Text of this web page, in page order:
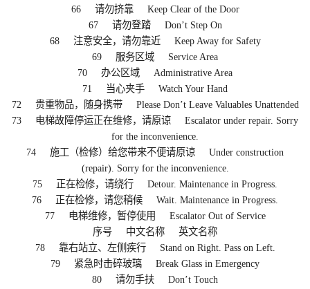
66 请勿挤靠 Keep Clear of the Door
67 请勿登踏 Don’t Step On
68 注意安全，请勿靠近 Keep Away for Safety
69 服务区域 Service Area
70 办公区域 Administrative Area
71 当心夹手 Watch Your Hand
72 贵重物品，随身携带 Please Don’t Leave Valuables Unattended
73 电梯故障停运正在维修，请原谅 Escalator under repair. Sorry
for the inconvenience.
74 施工（检修）给您带来不便请原谅 Under construction
(repair). Sorry for the inconvenience.
75 正在检修，请绕行 Detour. Maintenance in Progress.
76 正在检修，请您稍候 Wait. Maintenance in Progress.
77 电梯维修，暂停使用 Escalator Out of Service
序号 中文名称 英文名称
78 靠右站立、左侧疾行 Stand on Right. Pass on Left.
79 紧急时击碎玻璃 Break Glass in Emergency
80 请勿手扶 Don’t Touch